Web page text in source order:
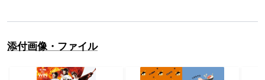
添付画像・ファイル